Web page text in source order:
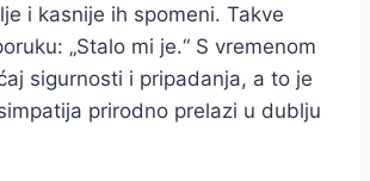
i kasnije ih spomeni. Takve
„Stalo mi je.“ S vremenom
sigurnosti i pripadanja, a to je
prirodno prelazi u dublju